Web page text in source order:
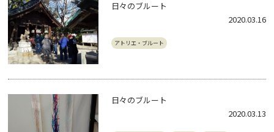
日々のブルート
2020.03.16
アトリエ・ブルート
日々のブルート
2020.03.13